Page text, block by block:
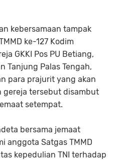
kebersamaan tampak
ke-127 Kodim
GKKI Pos PU Betiang,
Tanjung Palas Tengah,
para prajurit yang akan
gereja tersebut disambut
setempat.
bersama jemaat
anggota Satgas TMMD
kepedulian TNI terhadap